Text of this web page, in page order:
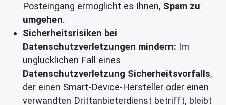
Posteingang ermöglicht es Ihnen, Spam zu
umgehen.
Sicherheitsrisiken bei
Datenschutzverletzungen mindern: Im
unglücklichen Fall eines
Datenschutzverletzung Sicherheitsvorfalls,
der einen Smart-Device-Hersteller oder einen
verwandten Drittanbieterdienst betrifft, bleibt